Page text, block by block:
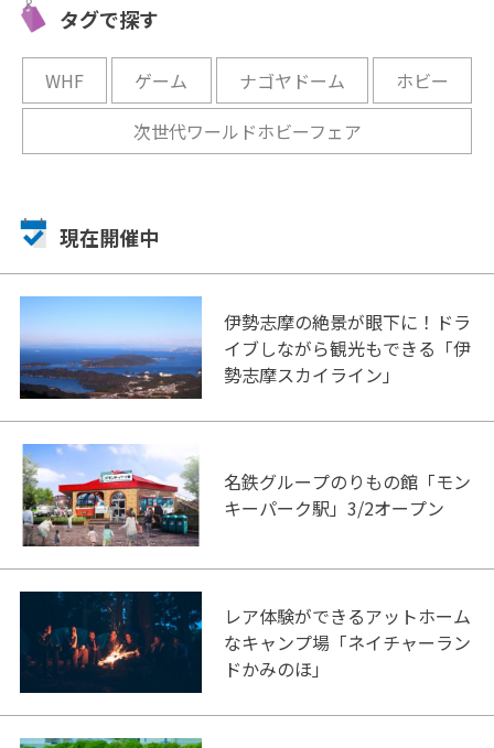
イン)」
タグで探す
WHF ゲーム ナゴヤドーム
ホビー
次世代ワールドホビーフェア
現在開催中
伊勢志摩の絶景が眼下に！ドラ
イブしながら観光もできる「伊
勢志摩スカイライン」
名鉄グループのりもの館「モン
キーパーク駅」3/2オープン
レア体験ができるアットホーム
なキャンプ場「ネイチャーラン
ドかみのほ」